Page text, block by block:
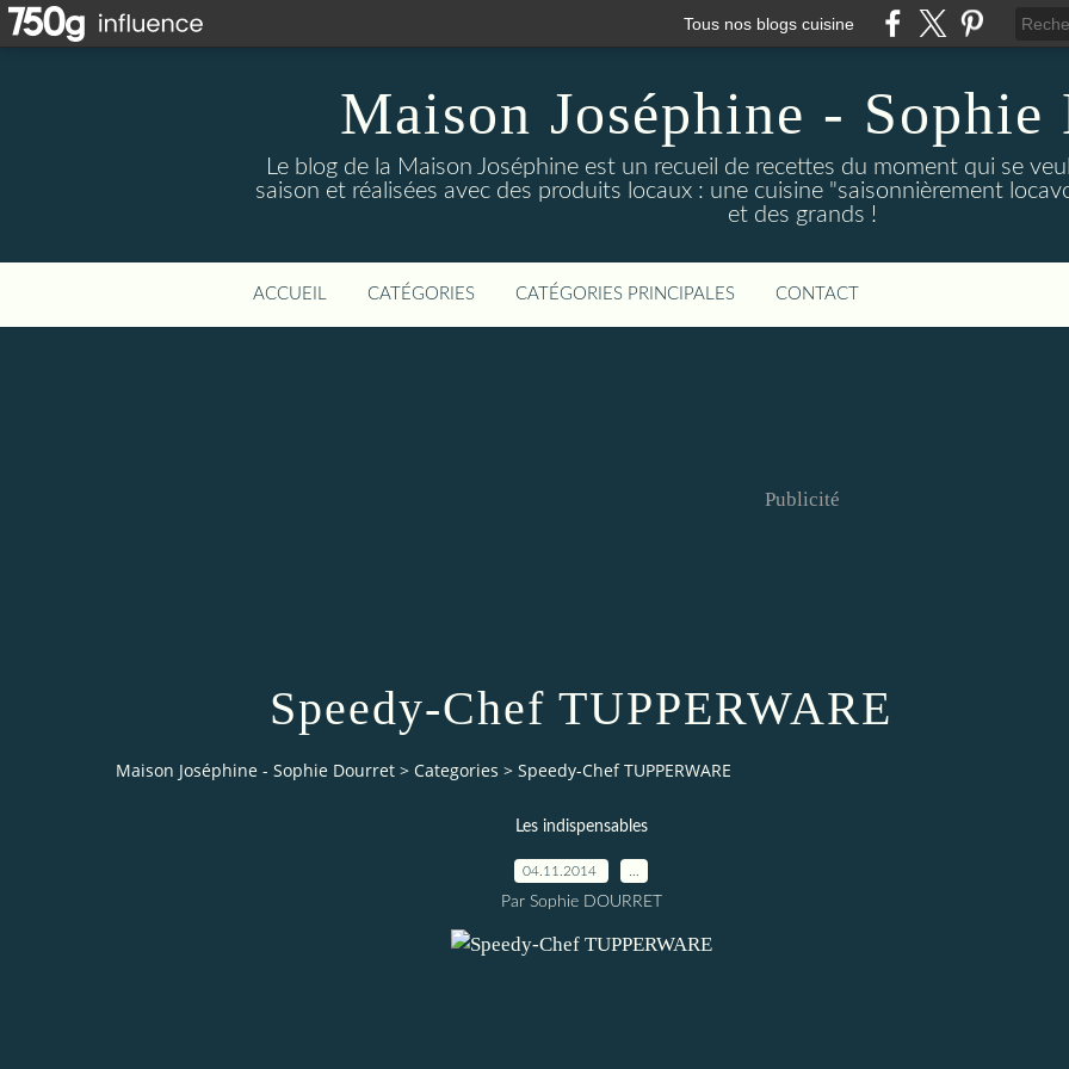
Tous nos blogs cuisine
Maison Joséphine - Sophie
Le blog de la Maison Joséphine est un recueil de recettes du moment qui se
saison et réalisées avec des produits locaux : une cuisine "saisonnièrement
et des grands !
ACCUEIL CATÉGORIES CATÉGORIES PRINCIPALES CONTACT
Publicité
Speedy-Chef TUPPERWARE
Maison Joséphine - Sophie Dourret > Categories > Speedy-Chef TUPPERWARE
Les indispensables
04.11.2014
Par Sophie DOURRET